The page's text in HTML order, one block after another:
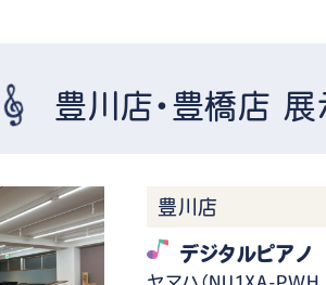
豊川店・豊橋店 展
豊川店
デジタルピアノ